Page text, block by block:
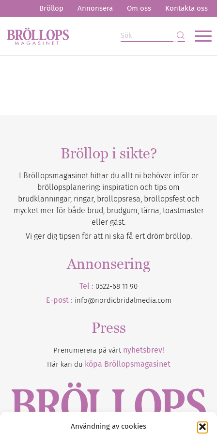
Användning av cookies
Bröllop Annonsera Om oss Kontakta oss
Bröllop i sikte?
I Bröllopsmagasinet hittar du allt ni behöver inför er
bröllopsplanering: inspiration och tips om
brudklänningar, ringar, bröllopsresa, bröllopsfest och
mycket mer för både brud, brudgum, tärna, toastmaster
eller gäst.
Vi ger dig tipsen för att ni ska få ert drömbröllop.
Annonsering
Tel : 0522-68 11 90
E-post : info@nordicbridalmedia.com
Press
Prenumerera på vårt nyhetsbrev!
Här kan du köpa Bröllopsmagasinet